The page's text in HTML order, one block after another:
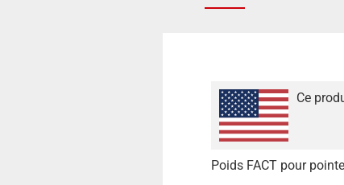
Ce
Poids FACT pour